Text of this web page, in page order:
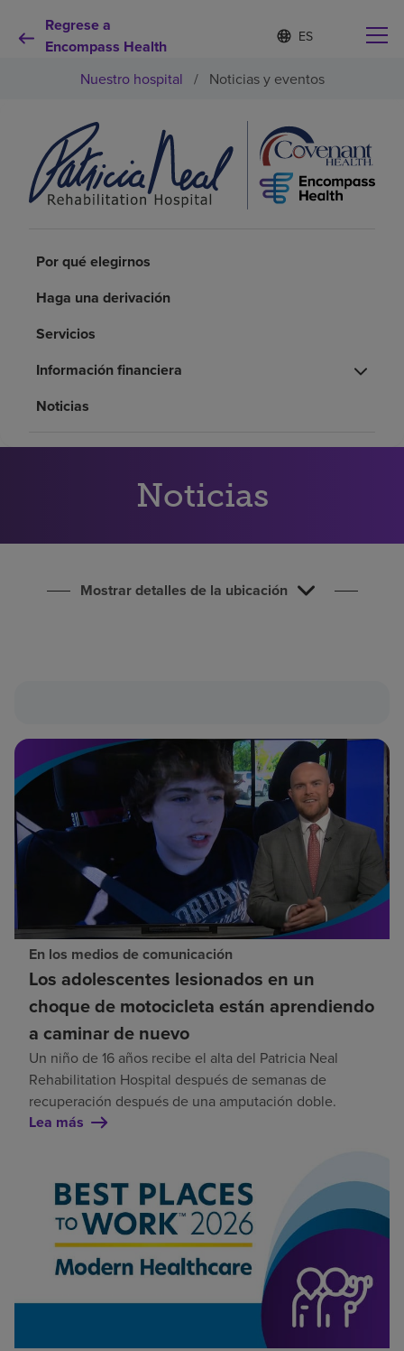
Regrese a
Encompass Health
Lista
de
contraída
d
o
s
e
e
c
Por qué debe elegirnos
Servicios de rehabilitación
Pacientes y cuidadores
Acerca de nosotros
Buscar un centro
Nuestro hospital / Noticias y eventos
Por qué elegirnos
Haga una derivación
Servicios
Información financiera
Noticias
Noticias
Mostrar detalles de la ubicación
En los medios de comunicación
Los adolescentes lesionados en un
choque de motocicleta están aprendiendo
a caminar de nuevo
Un niño de 16 años recibe el alta del Patricia Neal
Rehabilitation Hospital después de semanas de
recuperación después de una amputación doble.
Lea más